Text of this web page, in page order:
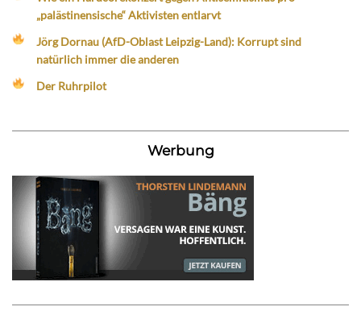
„palästinensische“ Aktivisten entlarvt
Jörg Dornau (AfD-Oblast Leipzig-Land): Korrupt sind
natürlich immer die anderen
Der Ruhrpilot
Werbung